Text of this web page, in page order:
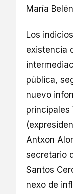
María
Los
existencia
pública,
nuevo
principales
Antxon
secretario
Santos
nexo de